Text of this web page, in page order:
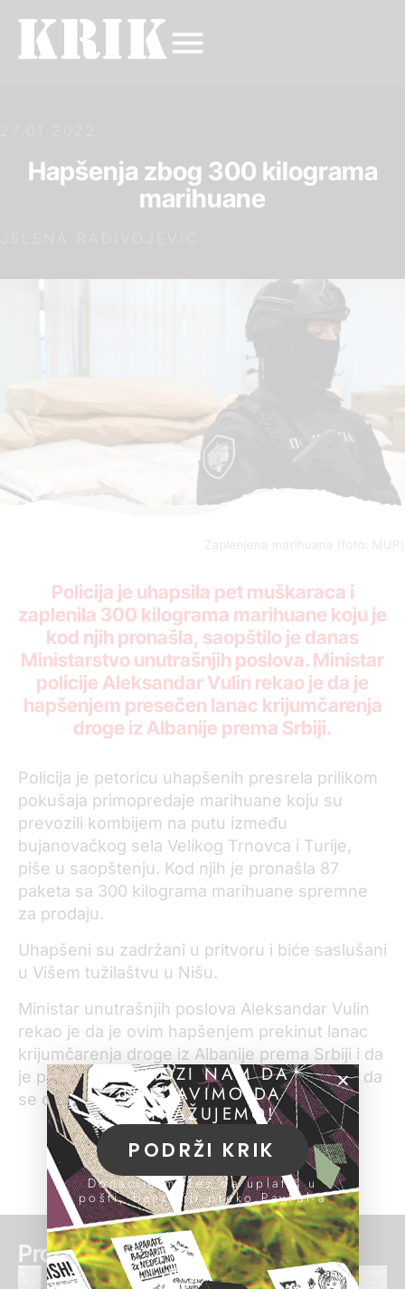
27.01.2022.
Hapšenja zbog 300 kilograma
marihuane
Zaplenjena marihuana (foto: MUP)
Policija je uhapsila pet muškaraca i
zaplenila 300 kilograma marihuane koju je
kod njih pronašla, saopštilo je danas
Ministarstvo unutrašnjih poslova. Ministar
policije Aleksandar Vulin rekao je da je
hapšenjem presečen lanac krijumčarenja
droge iz Albanije prema Srbiji.
Policija je petoricu uhapšenih presrela prilikom
pokušaja primopredaje marihuane koju su
prevozili kombijem na putu između
bujanovačkog sela Velikog Trnovca i Turije,
piše u saopštenju. Kod njih je pronašla 87
paketa sa 300 kilograma marihuane spremne
za prodaju.
Uhapšeni su zadržani u pritvoru i biće saslušani
u Višem tužilaštvu u Nišu.
Ministar unutrašnjih poslova Aleksandar Vulin
rekao je da je ovim hapšenjem prekinut lanac
krijumčarenja droge iz Albanije prema Srbiji i da
je policija još jednom pokazala da je odlučna da
se obračuna sa narko-dilerima.
Pročitaj još:
POMOZI NAM DA
NASTAVIMO DA
ISTRAŽUJEMO!
PODRŽI KRIK
Donacije možeš da uplatiš u
pošti, banci ili preko PayPal-a